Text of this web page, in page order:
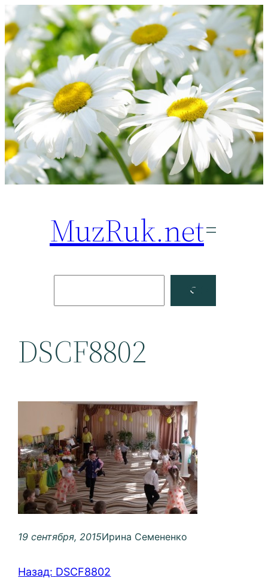
Перейти
к
содержимому
MuzRuk.net
Facebook
DSCF8802
19 сентября, 2015Ирина Семененко
Назад: DSCF8802